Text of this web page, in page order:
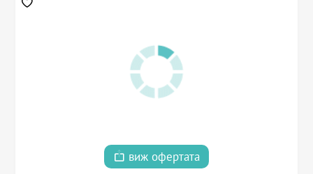
виж офертата